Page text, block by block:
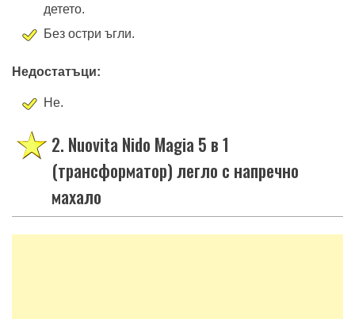
детето.
Без остри ъгли.
Недостатъци:
Не.
2. Nuovita Nido Magia 5 в 1
(трансформатор) легло с напречно
махало